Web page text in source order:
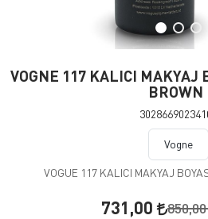
VOGNE 117 KALICI MAKYAJ
BROWN
Vogne
VOGUE 117 KALICI MAKYAJ
731,00